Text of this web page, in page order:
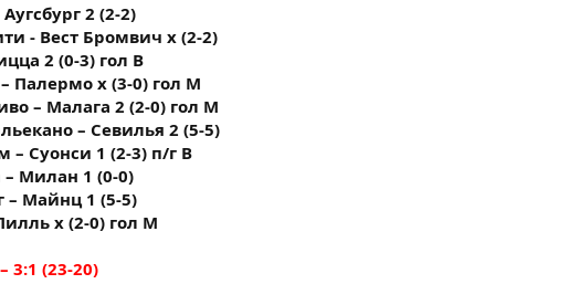
2 (2-2)
- Вест Бромвич х (2-2)
2 (0-3) гол В
Палермо х (3-0) гол М
– Малага 2 (2-0) гол М
– Севилья 2 (5-5)
– Суонси 1 (2-3) п/г В
– Милан 1 (0-0)
– Майнц 1 (5-5)
х (2-0) гол М
3:1 (23-20)